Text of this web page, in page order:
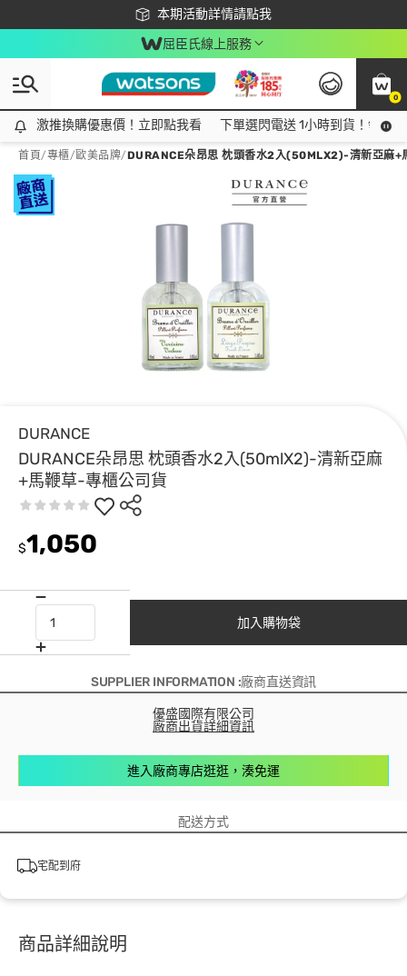
本期活動詳情請點我
下載app最高回饋$350
屈臣氏線上服務
0
激推換購優惠價！立即點我看
激推換購優惠價！立即點我看 下單選閃電送 1小時到貨！領神
首頁/專櫃/ 歐美品牌/DURANCE朵昂思 枕頭香水2入(50MLX2)-清新亞麻+
DURANCE
DURANCE朵昂思 枕頭香水2入(50mlX2)-清新亞麻
+馬鞭草-專櫃公司貨
$1,050
加入購物袋
SUPPLIER INFORMATION :廠商直送資訊
優盛國際有限公司
廠商出貨詳細資訊
進入廠商專店逛逛，湊免運
配送方式
宅配到府
商品詳細說明